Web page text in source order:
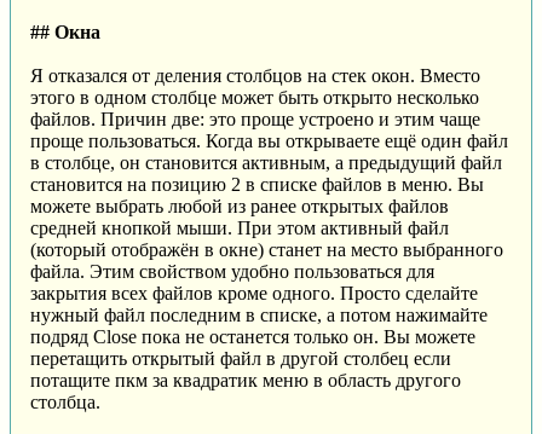
## Окна
Я отказался от деления столбцов на стек окон. Вместо
этого в одном столбце может быть открыто несколько
файлов. Причин две: это проще устроено и этим чаще
проще пользоваться. Когда вы открываете ещё один файл
в столбце, он становится активным, а предыдущий файл
становится на позицию 2 в списке файлов в меню. Вы
можете выбрать любой из ранее открытых файлов
средней кнопкой мыши. При этом активный файл
(который отображён в окне) станет на место выбранного
файла. Этим свойством удобно пользоваться для
закрытия всех файлов кроме одного. Просто сделайте
нужный файл последним в списке, а потом нажимайте
подряд Close пока не останется только он. Вы можете
перетащить открытый файл в другой столбец если
потащите пкм за квадратик меню в область другого
столбца.